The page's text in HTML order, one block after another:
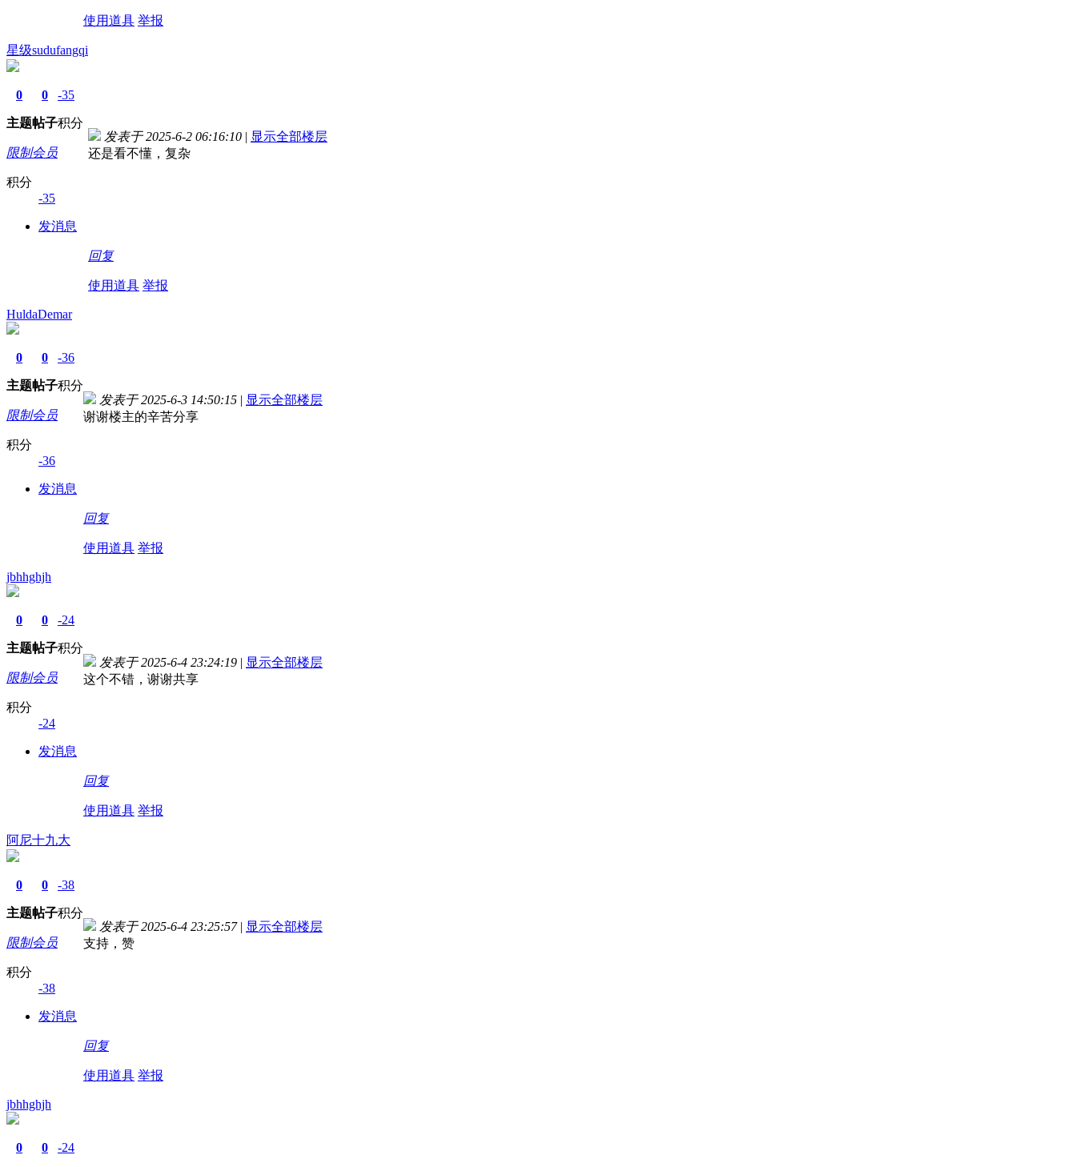
使用道具 举报
星级sudufangqi
0
主题
0
帖子
-35
积分
限制会员
积分
-35
发消息
发表于 2025-6-2 06:16:10 | 显示全部楼层
还是看不懂，复杂
回复
使用道具 举报
HuldaDemar
0
主题
0
帖子
-36
积分
限制会员
积分
-36
发消息
发表于 2025-6-3 14:50:15 | 显示全部楼层
谢谢楼主的辛苦分享
回复
使用道具 举报
jbhhghjh
0
主题
0
帖子
-24
积分
限制会员
积分
-24
发消息
发表于 2025-6-4 23:24:19 | 显示全部楼层
这个不错，谢谢共享
回复
使用道具 举报
阿尼十九大
0
主题
0
帖子
-38
积分
限制会员
积分
-38
发消息
发表于 2025-6-4 23:25:57 | 显示全部楼层
支持，赞
回复
使用道具 举报
jbhhghjh
0 0 -24